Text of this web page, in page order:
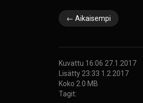
← Aikaisempi
Kuvattu 16:06 27.1.2017
Lisätty 23:33 1.2.2017
Koko 2.0 MB
Tagit: